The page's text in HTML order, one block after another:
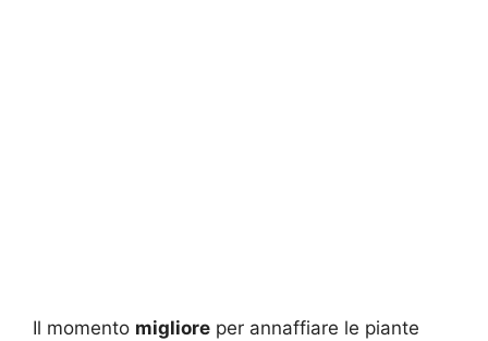
Il momento migliore per annaffiare le piante